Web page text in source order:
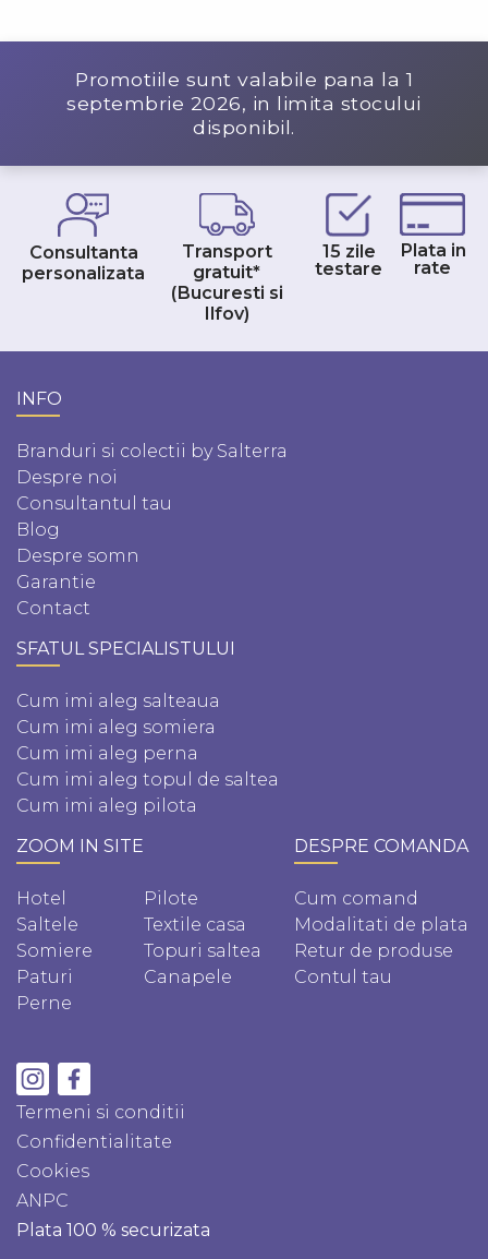
Promotiile sunt valabile pana la 1
septembrie 2026, in limita stocului
disponibil.
Consultanta
personalizata
Transport
gratuit*
(Bucuresti si
Ilfov)
15 zile
testare
Plata in
rate
INFO
Branduri si colectii by Salterra
Despre noi
Consultantul tau
Blog
Despre somn
Garantie
Contact
SFATUL SPECIALISTULUI
Cum imi aleg salteaua
Cum imi aleg somiera
Cum imi aleg perna
Cum imi aleg topul de saltea
Cum imi aleg pilota
ZOOM IN SITE
Hotel
Saltele
Somiere
Paturi
Perne
Pilote
Textile casa
Topuri saltea
Canapele
DESPRE COMANDA
Cum comand
Modalitati de plata
Retur de produse
Contul tau
Termeni si conditii
Confidentialitate
Cookies
ANPC
Plata 100 % securizata